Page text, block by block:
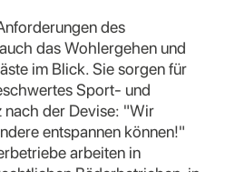
des
das Wohlergehen und
im Blick. Sie sorgen für
Sport- und
nach der Devise: "Wir
entspannen können!"
arbeiten in